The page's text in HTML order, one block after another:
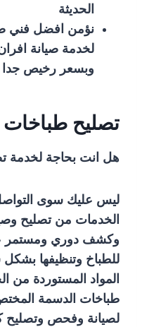
الحديثة
نؤمن افضل فني
لخدمة صيانة
وبسعر رخيص جدا
تصليح
هل انت بحاجة لخدمة
ليس عليك سوى
الخدمات من تصليح
وكشف دوري ومستمر
للطباخ وتنظيفها
المواد المستوردة من
طباخات الدسمة
لصيانة وفحص وتصليح